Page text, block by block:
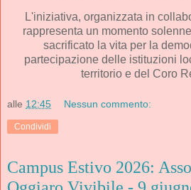
L'iniziativa, organizzata in
rappresenta un momento
sacrificato la vita per la
partecipazione delle istituzioni
territorio e del Coro
alle 12:45 Nessun commento:
Condividi
Campus Estivo 2026: